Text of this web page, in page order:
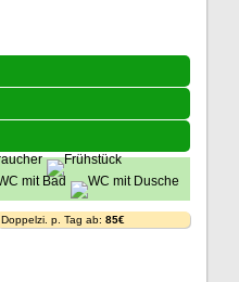
Doppelzi. p. Tag ab: 85€